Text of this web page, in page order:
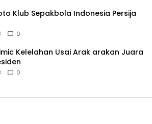
Klub Sepakbola Indonesia Persija
0
Kelelahan Usai Arak arakan Juara
0